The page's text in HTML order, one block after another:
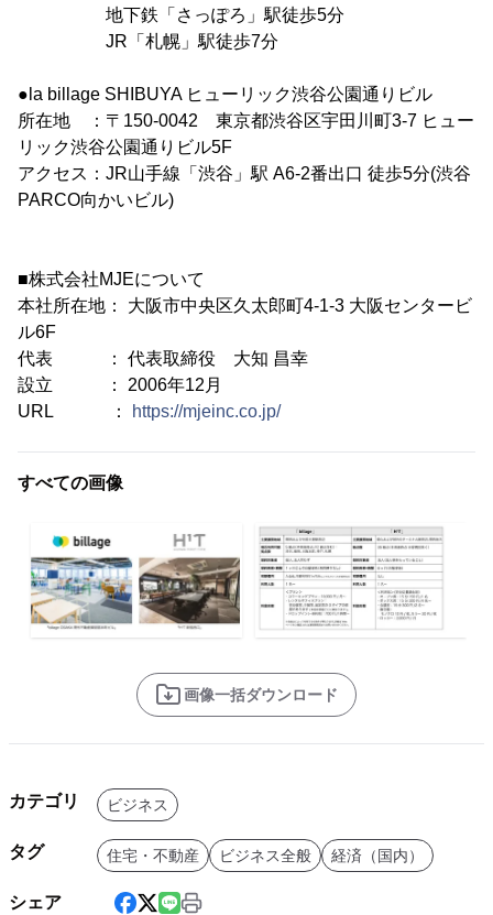
地下鉄「さっぽろ」駅徒歩5分
JR「札幌」駅徒歩7分
●la billage SHIBUYA ヒューリック渋谷公園通りビル
所在地 ：〒150-0042 東京都渋谷区宇田川町3-7 ヒュー
リック渋谷公園通りビル5F
アクセス：JR山手線「渋谷」駅 A6-2番出口 徒歩5分(渋谷
PARCO向かいビル)
■株式会社MJEについて
本社所在地： 大阪市中央区久太郎町4-1-3 大阪センタービ
ル6F
代表 ： 代表取締役 大知 昌幸
設立 ： 2006年12月
URL ：
https://mjeinc.co.jp/
すべての画像
画像一括ダウンロード
カテゴリ ビジネス
タグ 住宅・不動産 ビジネス全般 経済（国内）
シェア